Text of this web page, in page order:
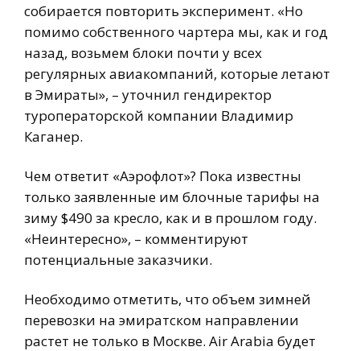
собирается повторить эксперимент. «Но
помимо собственного чартера мы, как и год
назад, возьмем блоки почти у всех
регулярных авиакомпаний, которые летают
в Эмираты», – уточнил гендиректор
туроператорской компании Владимир
Каганер.
Чем ответит «Аэрофлот»? Пока известны
только заявленные им блочные тарифы на
зиму $490 за кресло, как и в прошлом году.
«Неинтересно», – комментируют
потенциальные заказчики.
Необходимо отметить, что объем зимней
перевозки на эмиратском направлении
растет не только в Москве. Air Arabia будет